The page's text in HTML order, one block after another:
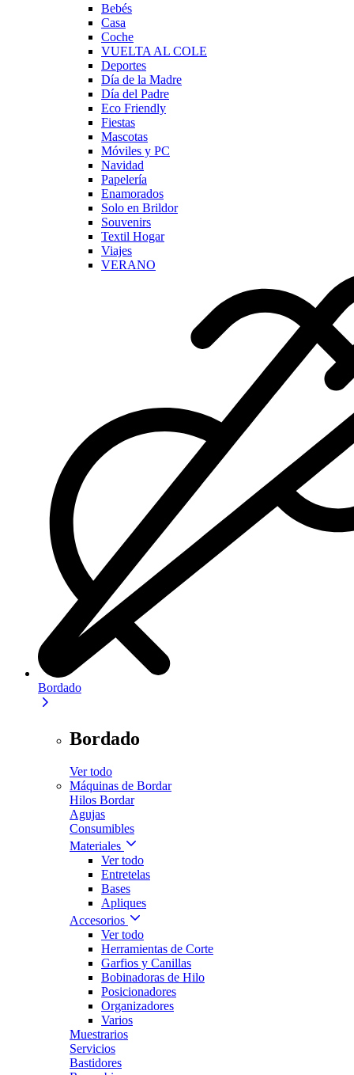
Bebés
Casa
Coche
VUELTA AL COLE
Deportes
Día de la Madre
Día del Padre
Eco Friendly
Fiestas
Mascotas
Móviles y PC
Navidad
Papelería
Enamorados
Solo en Brildor
Souvenirs
Textil Hogar
Viajes
VERANO
Bordado
Bordado
Ver todo
Máquinas de Bordar
Hilos Bordar
Agujas
Consumibles
Materiales
Ver todo
Entretelas
Bases
Apliques
Accesorios
Ver todo
Herramientas de Corte
Garfios y Canillas
Bobinadoras de Hilo
Posicionadores
Organizadores
Varios
Muestrarios
Servicios
Bastidores